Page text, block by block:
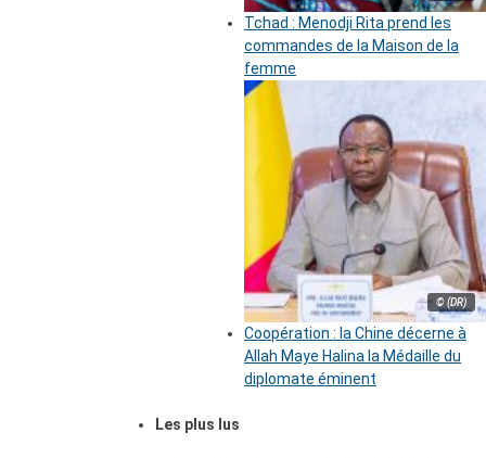
Tchad : Menodji Rita prend les
commandes de la Maison de la
femme
© (DR)
Coopération : la Chine décerne à
Allah Maye Halina la Médaille du
diplomate éminent
Les plus lus